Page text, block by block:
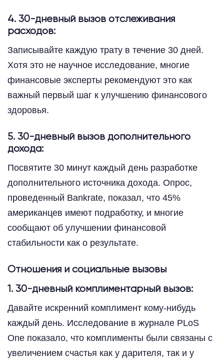
4. 30-дневный вызов отслеживания
расходов:
Записывайте каждую трату в течение 30 дней.
Хотя это не научное исследование, многие
финансовые эксперты рекомендуют это как
важный первый шаг к улучшению финансового
здоровья.
5. 30-дневный вызов дополнительного
дохода:
Посвятите 30 минут каждый день разработке
дополнительного источника дохода. Опрос,
проведенный Bankrate, показал, что 45%
американцев имеют подработку, и многие
сообщают об улучшении финансовой
стабильности как о результате.
Отношения и социальные вызовы
1. 30-дневный комплиментарный вызов:
Давайте искренний комплимент кому-нибудь
каждый день. Исследование в журнале PLoS
One показало, что комплименты были связаны с
увеличением счастья как у дарителя, так и у